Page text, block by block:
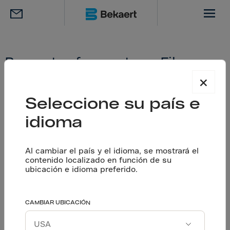
×
Seleccione su país e
idioma
Al cambiar el país y el idioma, se mostrará el
contenido localizado en función de su
ubicación e idioma preferido.
CAMBIAR UBICACIÓN
Preguntas frecuentes – Fibras
Veamos algunas de las preguntas más
Dramix®.
Fibras Metálicas es
eléctricamente conductor?